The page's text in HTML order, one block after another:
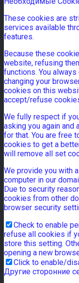
These cookies are
services available
features.
Because these
website, refusing
functions. You
changing your
cookies on this
accept/refuse
We fully respect if
asking you again and
for that. You are free
cookies to get a
will remove all set
We provide you with
computer in our
Due to security
cookies from other
browser security
Check to enable
refuse all cookies if
store this setting.
opening a new
Click to enable/
Другие сторонние